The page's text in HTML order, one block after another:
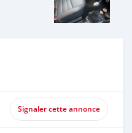
Signaler cette annonce